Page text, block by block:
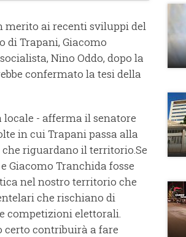
merito ai recenti sviluppi del
di Trapani, Giacomo
Nino Oddo, dopo la
confermato la tesi della
- afferma il senatore
in cui Trapani passa alla
riguardano il territorio.Se
Giacomo Tranchida fosse
nel nostro territorio che
che rischiano di
competizioni elettorali.
certo contribuirà a fare